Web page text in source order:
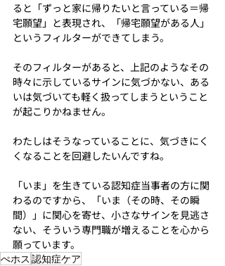
ると「ずっと家に帰りたいと言っている＝帰
宅願望」と表現され、「帰宅願望がある人」
というフィルターができてしまう。
そのフィルターがあると、上記のようなその
時々に示しているサインに気づかない、ある
いは気づいても軽く扱ってしまうということ
が起こりかねません。
わたしはそうなっていることに、気づきにく
くなることを回避したいんですね。
「いま」を生きている認知症当事者の方に関
わるのですから、「いま（その時、その瞬
間）」に関心を寄せ、小さなサインを見逃さ
ない、そういう専門職が増えることを心から
願っています。
ぺホス 認知症ケア